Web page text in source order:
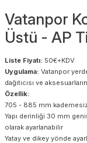
Vatanpor
Üstü - AP
Liste Fiyatı: 50€+KDV
Uygulama: Vatanpor
dağıtıcısı ve
Özellik:
705 - 885 mm
Yapı derinliği 30 mm
olarak ayarlanabilir
Yatay ve dikey yönde